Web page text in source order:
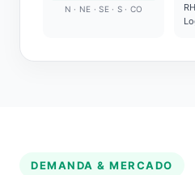
N · NE · SE · S · CO
DEMANDA & MERCADO